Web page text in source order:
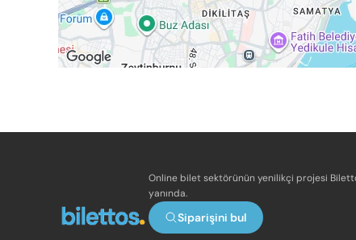
Online bilet sektörünün yenilikçi projesi
yanında.
Siparişini bul